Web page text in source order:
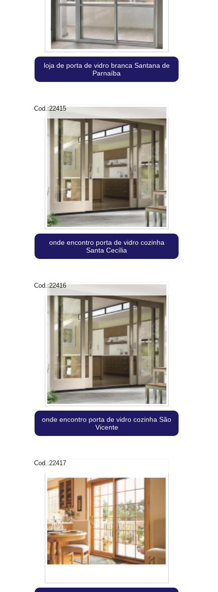
loja de porta de vidro branca Santana de
Parnaíba
Cod.:22415
onde encontro porta de vidro cozinha
Santa Cecília
Cod.:22416
onde encontro porta de vidro cozinha São
Vicente
Cod.:22417